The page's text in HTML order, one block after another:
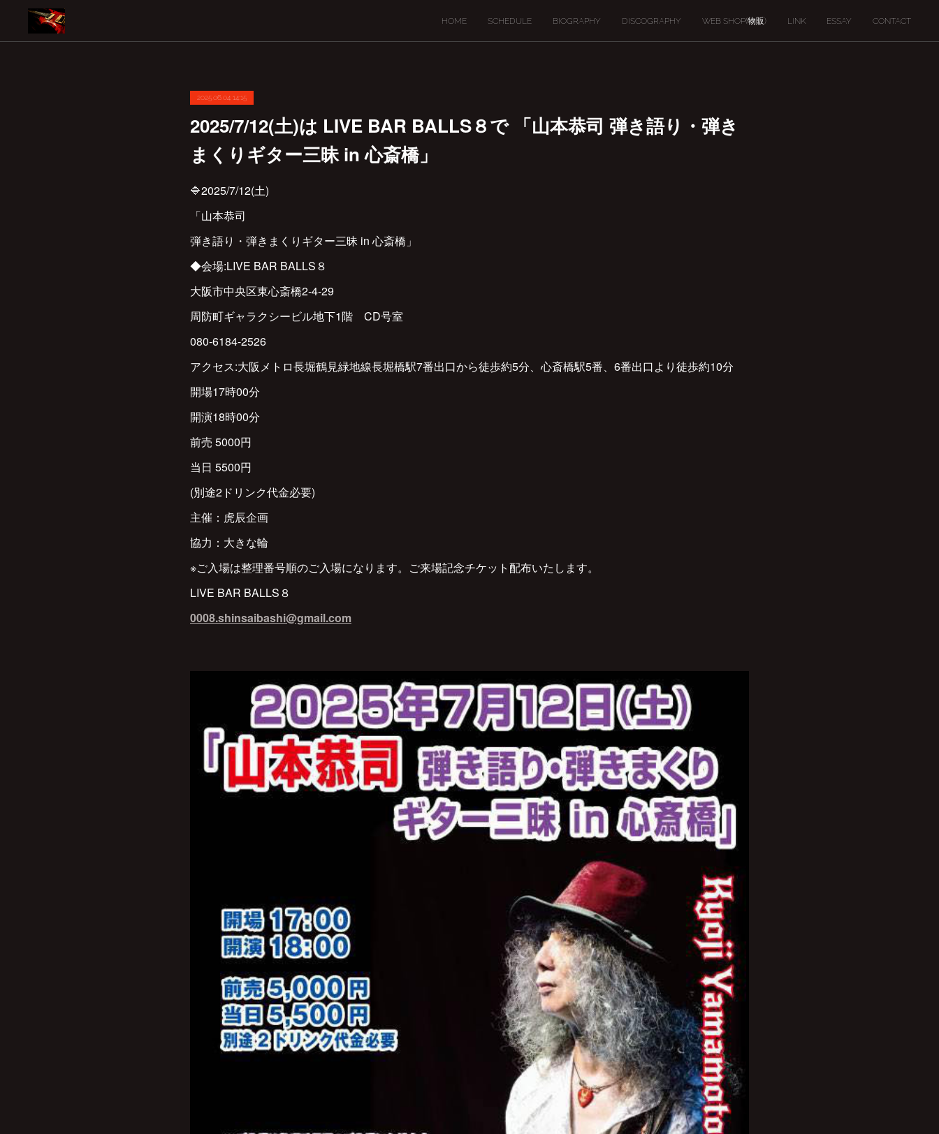
HOME SCHEDULE BIOGRAPHY DISCOGRAPHY WEB SHOP(物販) LINK ESSAY CONTACT
2025.06.04 14:15
2025/7/12(土)は LIVE BAR BALLS８で 「山本恭司 弾き語り・弾き
まくりギター三昧 in 心斎橋」
🔷2025/7/12(土)
「山本恭司
弾き語り・弾きまくりギター三昧 in 心斎橋」
◆会場:LIVE BAR BALLS８
大阪市中央区東心斎橋2-4-29
周防町ギャラクシービル地下1階 CD号室
080-6184-2526
アクセス:大阪メトロ長堀鶴見緑地線長堀橋駅7番出口から徒歩約5分、心斎橋駅5番、6番出口より徒歩約10分
開場17時00分
開演18時00分
前売 5000円
当日 5500円
(別途2ドリンク代金必要)
主催：虎辰企画
協力：大きな輪
※ご入場は整理番号順のご入場になります。ご来場記念チケット配布いたします。
LIVE BAR BALLS８
0008.shinsaibashi@gmail.com